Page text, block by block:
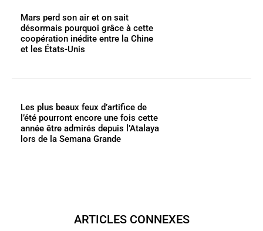
Mars perd son air et on sait
désormais pourquoi grâce à cette
coopération inédite entre la Chine
et les États-Unis
Les plus beaux feux d’artifice de
l’été pourront encore une fois cette
année être admirés depuis l’Atalaya
lors de la Semana Grande
ARTICLES CONNEXES